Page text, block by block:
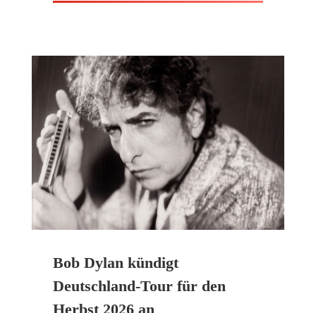
Bob Dylan kündigt
Deutschland-Tour für den
Herbst 2026 an